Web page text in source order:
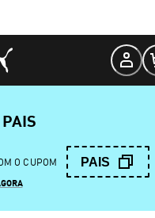
O CUPOM PAIS